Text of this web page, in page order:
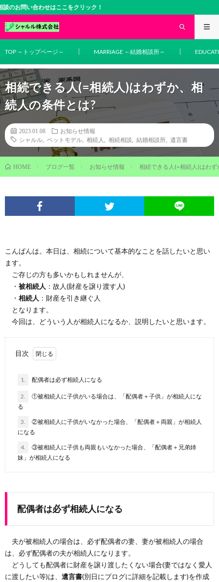
合わせはここをクリック！
TOP ～トップページ～ MARRIAGE ～結婚相談所～
相続できる人(=相続人)はわずか、相
続人の条件とは?
2023.01.08
お知らせ情報
シャルル
ペットモデル 相続人 相続相談 結婚相談所 遺言書
HOME ブログ一覧 お知らせ情報 相続できる人(=相続人)はわ
こんばんは。本日は、相続について基本的なことを話したいと思い
ます。
ご存じの方も多いかもしれませんが、
・ 被相続人 ：故人(財産を譲り渡す人)
・ 相続人 ：財産を引き継ぐ人
となります。
今回は、どういう人が相続人になるか、説明したいと思います。
目次
1. 配偶者は必ず相続人になる
2.
①被相続人に子供がいる場合は、「配偶者＋子供」が相続人にな
る
3.
②被相続人に子供がいなかった場合、「配偶者＋両親」が相続人
になる
4.
③被相続人に子供も両親もいなかった場合、「配偶者＋兄弟姉
妹」が相続人になる
配偶者は必ず相続人になる
夫が被相続人の場合は、必ず配偶者の妻、妻が被相続人の場合
は、必ず配偶者の夫が相続人になります。
どうしても配偶者に財産を譲り渡したくない場合(妻ではなく愛人
に渡したい等)は、 遺言書(別日にブログに詳細を記載します)を作成